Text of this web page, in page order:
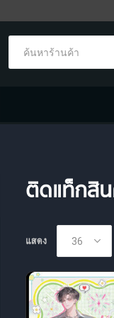
ติดแท็กสิ
แสดง